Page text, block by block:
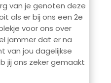
van je genoten deze
als er bij ons een 2e
voor ons over
jammer dat er na
van jou dagelijkse
jij ons zeker gemaakt